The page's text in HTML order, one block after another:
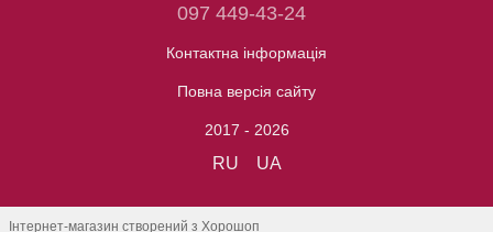
097 449-43-24
Контактна інформація
Повна версія сайту
2017 - 2026
RU UA
Інтернет-магазин створений з Хорошоп